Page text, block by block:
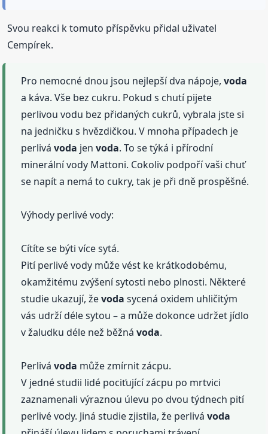
Svou reakci k tomuto příspěvku přidal uživatel
Cempírek.
Pro nemocné dnou jsou nejlepší dva nápoje,voda
a káva. Vše bez cukru. Pokud s chutí pijete
perlivou vodu bez přidaných cukrů, vybrala jste si
na jedničku s hvězdičkou. V mnoha případech je
perlivávoda jenvoda. To se týká i přírodní
minerální vody Mattoni. Cokoliv podpoří vaši chuť
se napít a nemá to cukry, tak je při dně prospěšné.
Výhody perlivé vody:
Cítíte se býti více sytá.
Pití perlivé vody může vést ke krátkodobému,
okamžitému zvýšení sytosti nebo plnosti. Některé
studie ukazují, ževoda sycená oxidem uhličitým
vás udrží déle sytou – a může dokonce udržet jídlo
v žaludku déle než běžnávoda.
Perlivávoda může zmírnit zácpu.
V jedné studii lidé pociťující zácpu po mrtvici
zaznamenali výraznou úlevu po dvou týdnech pití
perlivé vody. Jiná studie zjistila, že perlivávoda